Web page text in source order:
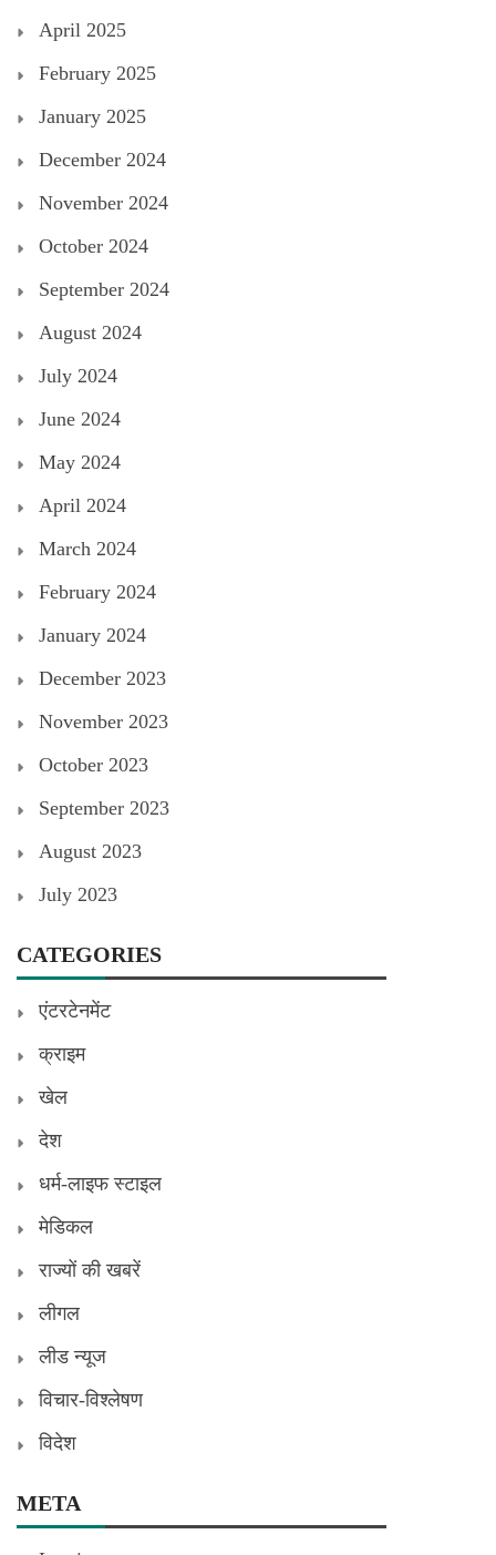
April 2025
February 2025
January 2025
December 2024
November 2024
October 2024
September 2024
August 2024
July 2024
June 2024
May 2024
April 2024
March 2024
February 2024
January 2024
December 2023
November 2023
October 2023
September 2023
August 2023
July 2023
CATEGORIES
एंटरटेनमेंट
क्राइम
खेल
देश
धर्म-लाइफ स्टाइल
मेडिकल
राज्यों की खबरें
लीगल
लीड न्यूज
विचार-विश्लेषण
विदेश
META